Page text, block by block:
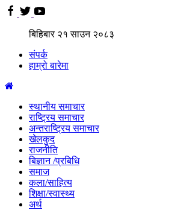
बिहिबार २१साउन २०८३
संपर्क
हाम्रो बारेमा
स्थानीय समाचार
राष्ट्रिय समाचार
अन्तराष्ट्रिय समाचार
खेलकुद
राजनीति
बिज्ञान /प्रबिधि
समाज
कला/साहित्य
शिक्षा/स्वास्थ्य
अर्थ